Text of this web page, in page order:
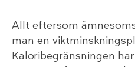
Allt eftersom
man en
Kaloribegränsningen